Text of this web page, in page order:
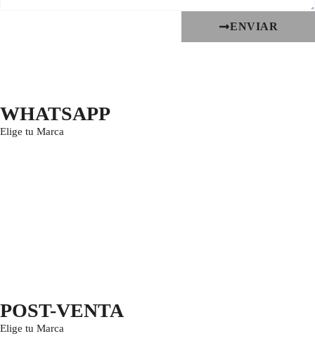
ENVIAR
WHATSAPP
Elige tu Marca
POST-VENTA
Elige tu Marca